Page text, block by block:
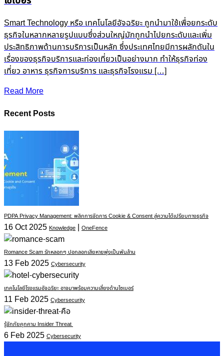
Smart Technology หรือ เทคโนโลยีอัจฉริยะ ถูกนำมาใช้เพื่อยกระดับ
ธุรกิจในหลากหลายรูปแบบซึ่งส่วนใหญ่มักถูกนำไปยกระดับและเพิ่ม
ประสิทธิภาพด้านการบริการเป็นหลัก ซึ่งประเทศไทยมีการผลักดันใน
เรื่องของธุรกิจบริการและท่องเที่ยวเป็นอย่างมาก ทำให้ธุรกิจท่อง
เที่ยว อาหาร ธุรกิจการบริการ และธุรกิจโรงแรม […]
Read More
Recent Posts
PDPA Privacy Management: พลิกการจัดการ Cookie & Consent สู่ความได้เปรียบทางธุรกิจ
16 Oct 2025 Knowledge | OneFence
Romance Scam รักหลอกๆ ปอกลอกเสียหายพุ่งเป็นพันล้าน
13 Feb 2025 Cybersecurity
เทคโนโลยีโรงแรมอัจฉริยะ อาจมาพร้อมความเสี่ยงด้านไซเบอร์
11 Feb 2025 Cybersecurity
รู้จักภัยคุกคาม Insider Threat
6 Feb 2025 Cybersecurity